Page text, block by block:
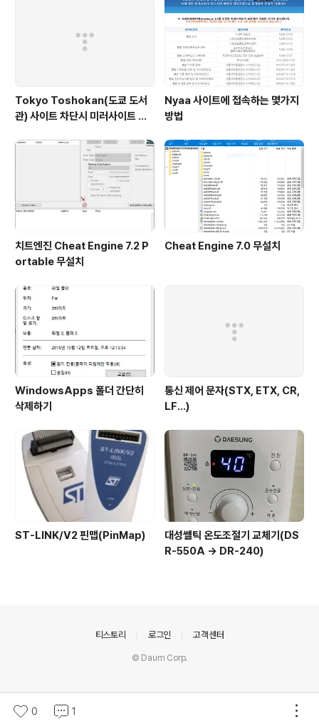
Tokyo Toshokan(도쿄 도서
관) 사이트 차단시 미러사이트 접
Nyaa 사이트에 접속하는 몇가지
방법
치트엔진 Cheat Engine 7.2 P
ortable 무설치
Cheat Engine 7.0 무설치
WindowsApps 폴더 간단히
삭제하기
통신 제어 문자(STX, ETX, CR,
LF...)
ST-LINK/V2 핀맵(PinMap)
대성쎌틱 온도조절기 교체기(DS
R-550A -> DR-240)
0 1
티스토리 로그인 고객센터
© Daum Corp.